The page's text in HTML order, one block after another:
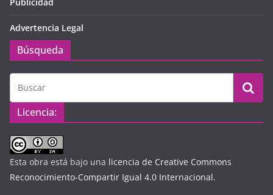
Advertencia Legal
Búsqueda
Licencia:
Esta obra está bajo una licencia de Creative Commons
Reconocimiento-Compartir Igual 4.0 Internacional.